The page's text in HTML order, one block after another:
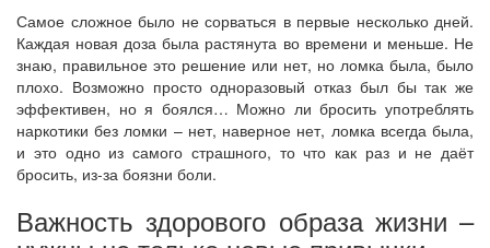
Самое сложное было не сорваться в первые несколько дней.
Каждая новая доза была растянута во времени и меньше. Не
знаю, правильное это решение или нет, но ломка была, было
плохо. Возможно просто одноразовый отказ был бы так же
эффективен, но я боялся… Можно ли бросить употреблять
наркотики без ломки – нет, наверное нет, ломка всегда была,
и это одно из самого страшного, то что как раз и не даёт
бросить, из-за боязни боли.
Важность здорового образа жизни –